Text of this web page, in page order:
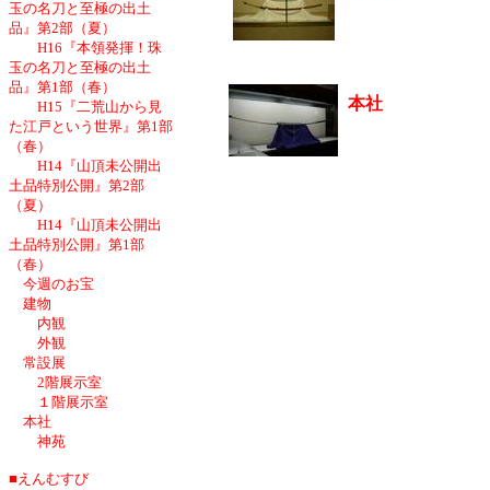
玉の名刀と至極の出土
品』第2部（夏）
H16『本領発揮！珠
玉の名刀と至極の出土
品』第1部（春）
H15『二荒山から見
た江戸という世界』第1部
（春）
H14『山頂未公開出
土品特別公開』第2部
（夏）
H14『山頂未公開出
土品特別公開』第1部
（春）
今週のお宝
建物
内観
外観
常設展
2階展示室
１階展示室
本社
神苑
■えんむすび
本社